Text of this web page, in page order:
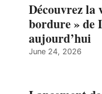
Découvrez la
bordure » de
aujourd’hui
June 24, 2026